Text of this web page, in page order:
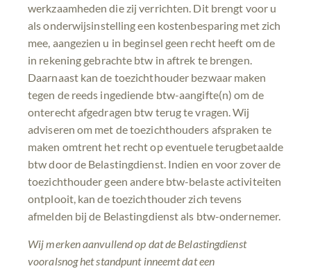
werkzaamheden die zij verrichten. Dit brengt voor u
als onderwijsinstelling een kostenbesparing met zich
mee, aangezien u in beginsel geen recht heeft om de
in rekening gebrachte btw in aftrek te brengen.
Daarnaast kan de toezichthouder bezwaar maken
tegen de reeds ingediende btw-aangifte(n) om de
onterecht afgedragen btw terug te vragen. Wij
adviseren om met de toezichthouders afspraken te
maken omtrent het recht op eventuele terugbetaalde
btw door de Belastingdienst. Indien en voor zover de
toezichthouder geen andere btw-belaste activiteiten
ontplooit, kan de toezichthouder zich tevens
afmelden bij de Belastingdienst als btw-ondernemer.
Wij merken aanvullend op dat de Belastingdienst
vooralsnog het standpunt inneemt dat een